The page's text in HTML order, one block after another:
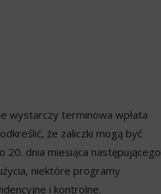
wystarczy terminowa wpłata
że zaliczki mogą być
20. dnia miesiąca następującego
niektóre programy
i kontrolne.